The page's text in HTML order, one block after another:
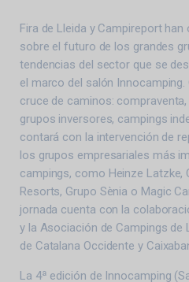
Fira de Lleida y Campireport
sobre el futuro de los grandes
tendencias del sector que se
el marco del salón Innocamping.
cruce de caminos:
grupos inversores, campings
contará con la intervención de
los grupos empresariales más
campings, como Heinze Latzke,
Resorts, Grupo Sènia o Magic
jornada cuenta con la
y la Asociación de Campings de
de Catalana Occidente y
La 4ª edición de Innocamping